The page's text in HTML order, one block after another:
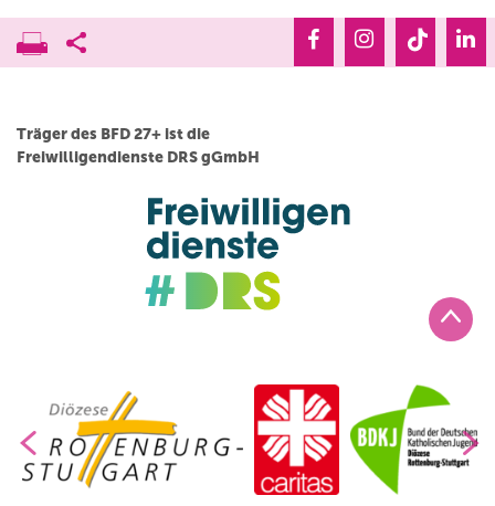
Träger des BFD 27+ ist die
Freiwilligendienste DRS gGmbH